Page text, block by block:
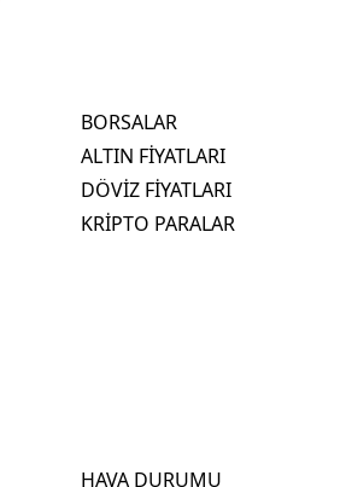
BORSALAR
ALTIN FİYATLARI
DÖVİZ FİYATLARI
KRİPTO PARALAR
HAVA DURUMU